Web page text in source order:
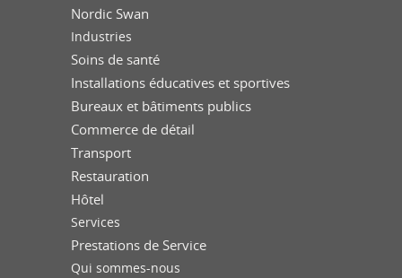
Nordic Swan
Industries
Soins de santé
Installations éducatives et sportives
Bureaux et bâtiments publics
Commerce de détail
Transport
Restauration
Hôtel
Services
Prestations de Service
Qui sommes-nous